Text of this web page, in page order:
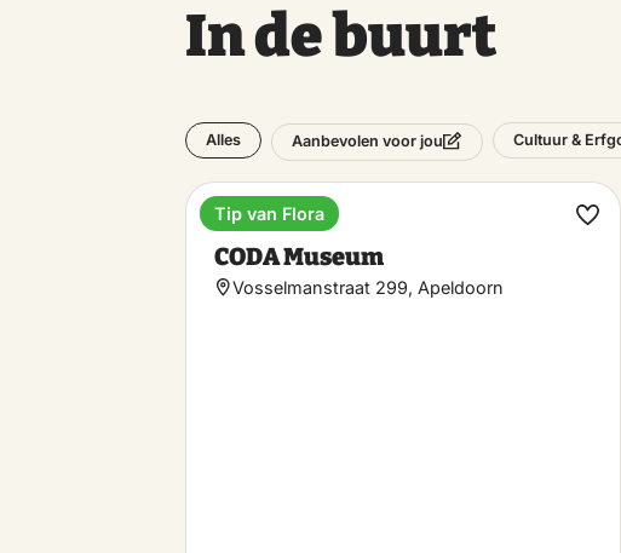
In de buurt
Alles Aanbevolen voor jou Cultuur &
Museum
CODA Museum
Vosselmanstraat 299, Apeldoorn
Tip van Flora